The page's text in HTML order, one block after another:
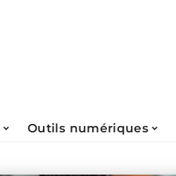
Outils numériques